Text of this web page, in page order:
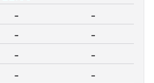
-
-
-
-
-
-
-
-